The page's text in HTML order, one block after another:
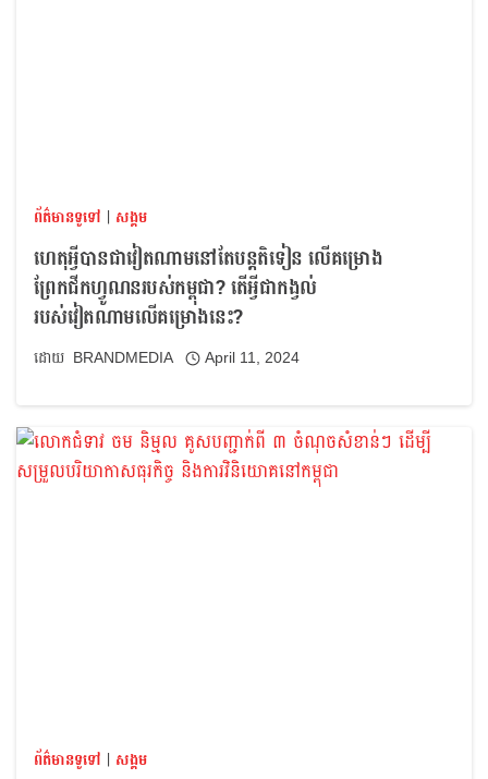
ព័ត៌មានទូទៅ | សង្គម
ហេតុអ្វីបានជាវៀតណាមនៅតែបន្តតិទៀន លើគម្រោង
ព្រែកជីកហ្វូណនរបស់កម្ពុជា? តើអ្វីជាកង្វល់
របស់វៀតណាមលើគម្រោងនេះ?
BRANDMEDIA April 11, 2024
ព័ត៌មានទូទៅ | សង្គម